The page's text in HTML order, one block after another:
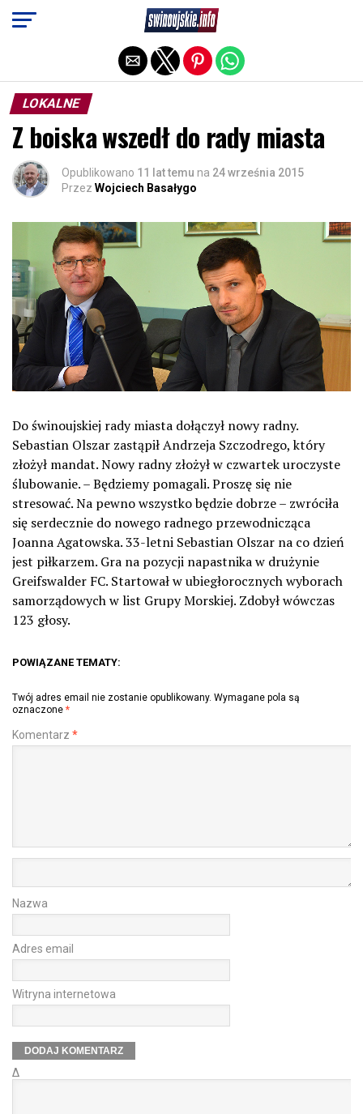
LOKALNE
Z boiska wszedł do rady miasta
Opublikowano 11 lat temu na 24 września 2015
Przez Wojciech Basałygo
Do świnoujskiej rady miasta dołączył nowy radny.
Sebastian Olszar zastąpił Andrzeja Szczodrego, który
złożył mandat. Nowy radny złożył w czwartek uroczyste
ślubowanie. – Będziemy pomagali. Proszę się nie
stresować. Na pewno wszystko będzie dobrze – zwróciła
się serdecznie do nowego radnego przewodnicząca
Joanna Agatowska. 33-letni Sebastian Olszar na co dzień
jest piłkarzem. Gra na pozycji napastnika w drużynie
Greifswalder FC. Startował w ubiegłorocznych wyborach
samorządowych w list Grupy Morskiej. Zdobył wówczas
123 głosy.
POWIĄZANE TEMATY:
Twój adres email nie zostanie opublikowany. Wymagane pola są
oznaczone *
Komentarz *
Nazwa
Adres email
Witryna internetowa
Δ
Exit mobile version